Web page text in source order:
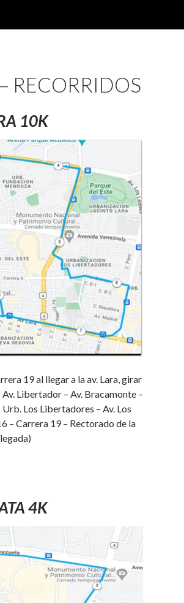
RECORRIDOS
10K
19 al llegar a la av. Lara, girar
Libertador – Av. Bracamonte –
Los Libertadores – Av. Los
– Carrera 19 – Rectorado de la
4K